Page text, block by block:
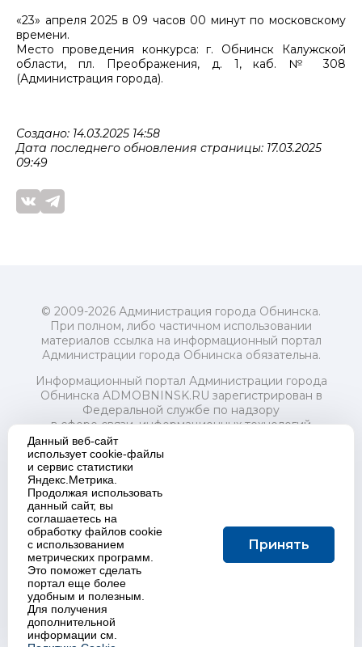
«23» апреля 2025 в 09 часов 00 минут по московскому
времени.
Место проведения конкурса: г. Обнинск Калужской
области, пл. Преображения, д. 1, каб. № 308
(Администрация города).
Создано: 14.03.2025 14:58
Дата последнего обновления страницы: 17.03.2025
09:49
© 2009-2026 Администрация города Обнинска.
При полном, либо частичном использовании
материалов ссылка на информационный портал
Администрации города Обнинска обязательна.
Информационный портал Администрации города
Обнинска ADMOBNINSK.RU зарегистрирован в
Федеральной службе по надзору
в сфере связи, информационных технологий
и массовых коммуникаций (Роскомнадзор) 24 июля
2018 года.
Свидетельство о регистрации Эл № ФС77-73321
Учредитель: Администрация (исполнительно-
распорядительный орган) городского округа "Город
Обнинск". Главный редактор: Байкова Е.А.
Адрес электронной почты Редакции:
redactor@admobninsk.ru
Телефон Редакции: +7 (484) 395-85-85
Настоящий ресурс содержит материалы 18+
Политика в отношении обработки персональных
Данный веб-сайт
использует cookie-файлы
и сервис статистики
Яндекс.Метрика.
Продолжая использовать
данный сайт, вы
соглашаетесь на
обработку файлов cookie
с использованием
метрических программ.
Это поможет сделать
портал еще более
удобным и полезным.
Для получения
дополнительной
информации см.
Принять